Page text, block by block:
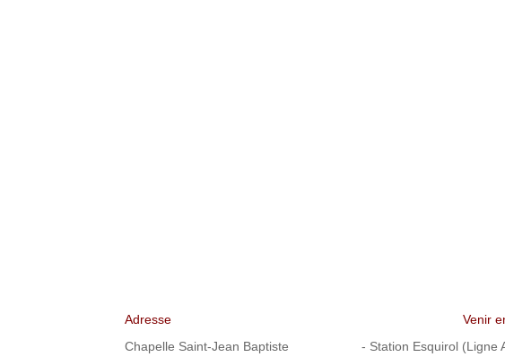
Adresse
Chapelle Saint-Jean Baptiste
Venir
- Station Esquirol (Ligne